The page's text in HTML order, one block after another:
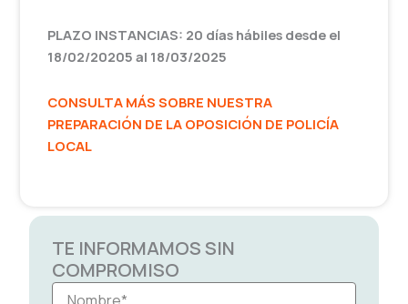
PLAZO INSTANCIAS: 20 días hábiles desde el
18/02/20205 al 18/03/2025
CONSULTA MÁS SOBRE NUESTRA
PREPARACIÓN DE LA OPOSICIÓN DE POLICÍA
LOCAL
TE INFORMAMOS SIN
COMPROMISO